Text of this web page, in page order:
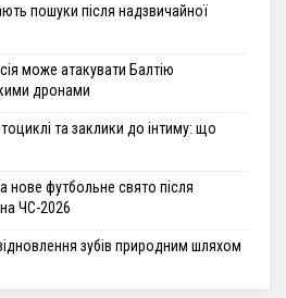
пошуки після надзвичайної
може атакувати Балтію
дронами
та заклики до інтиму: що
нове футбольне свято після
ЧС-2026
зубів природним шляхом